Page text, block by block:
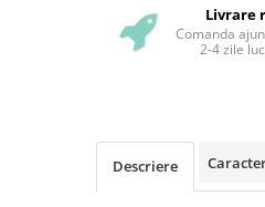
Livrare
Comanda
2-4 zile
Descriere